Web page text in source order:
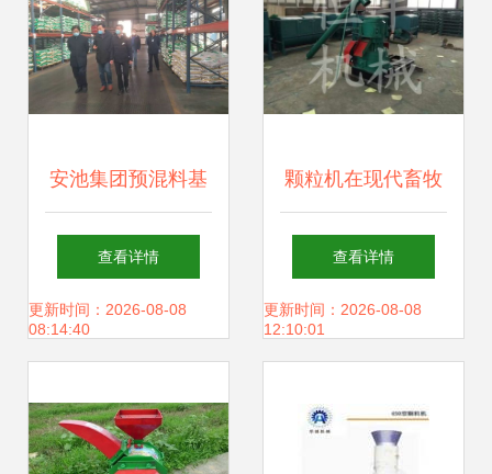
售新篇章
安池集团预混料基
地迎来山东省畜牧
兽医局唐建俊局长
焦畜牧渔业饲料销
查看详情
更新时间：2026-08-08
08:14:40
颗粒机在现代畜牧
业中的应用与市场
解析 轴传动与平模
查看详情
更新时间：2026-08-08
12:10:01